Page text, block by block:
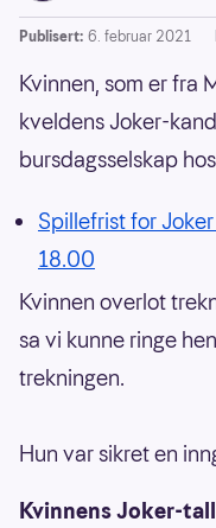
Publisert: 6. februar 2021
Kvinnen, som er fra
kveldens Joker-
bursdagsselskap
Spillefrist for
18.00
Kvinnen overlot
sa vi kunne ringe
trekningen.
Hun var sikret en
Kvinnens Joker-